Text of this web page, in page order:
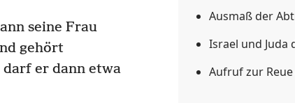
seine Frau
gehört
darf er dann etwa
Ausmaß der
Israel und Juda
Aufruf zur Reue